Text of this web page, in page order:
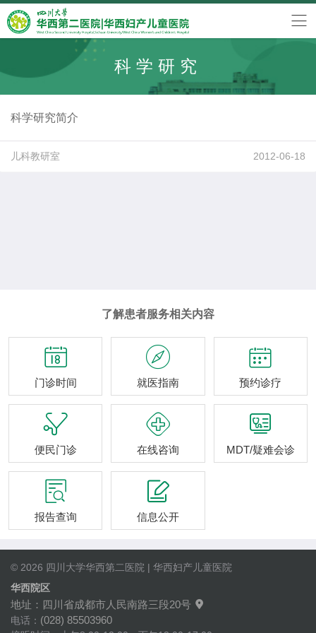
科学研究
科学研究简介
儿科教研室 2012-06-18
了解患者服务相关内容

门诊时间

就医指南

预约诊疗

便民门诊

在线咨询

MDT/疑难会诊

报告查询

信息公开
© 2026 四川大学华西第二医院 | 华西妇产儿童医院
华西院区
地址：四川省成都市人民南路三段20号 
电话： (028) 85503960